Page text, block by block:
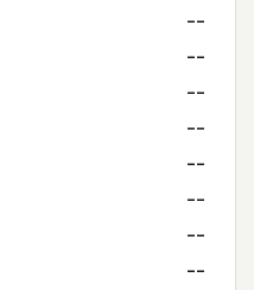
--
--
--
--
--
--
--
--